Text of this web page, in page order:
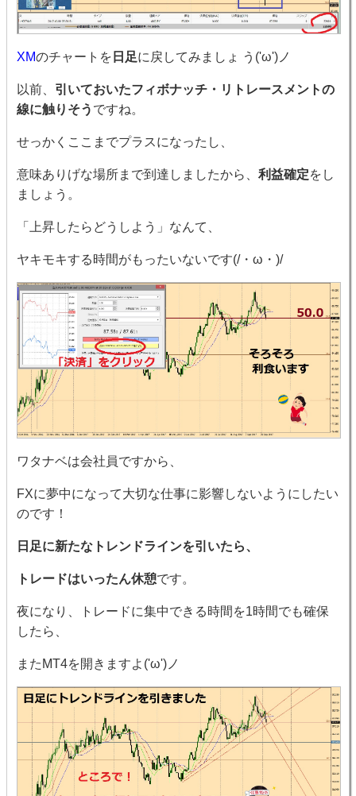
XMのチャートを 日足に戻してみましょ う('ω')ノ
以前、 引いておいたフィボナッチ・リトレースメントの
線に触りそう ですね。
せっかくここまでプラスになったし、
意味ありげな場所まで到達しましたから、 利益確定をし
ましょう。
「上昇したらどうしよう」なんて、
ヤキモキする時間がもったいないです(/・ω・)/
ワタナベは会社員ですから、
FXに夢中になって大切な仕事に影響しないようにしたい
のです！
日足に新たなトレンドラインを引いたら、
トレードはいったん休憩です。
夜になり、トレードに集中できる時間を1時間でも確保
したら、
またMT4を開きますよ('ω')ノ